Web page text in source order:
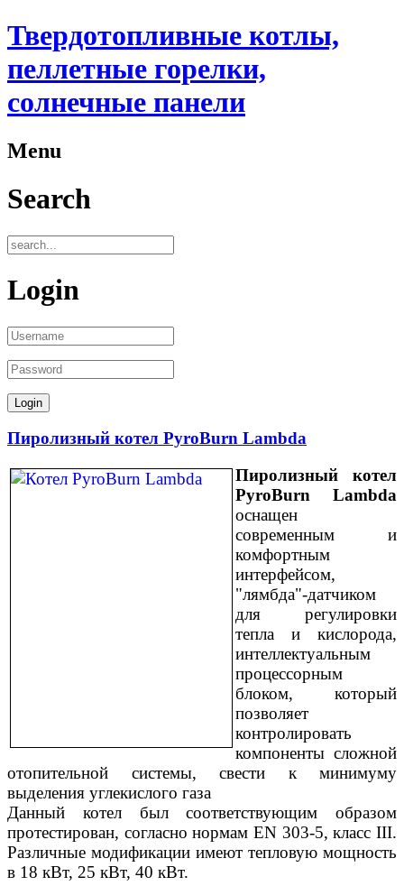
Твердотопливные котлы,
пеллетные горелки,
солнечные панели
Menu
Search
Login
Пиролизный котел PyroBurn Lambda
Пиролизный котел
PyroBurn Lambda
оснащен
современным и
комфортным
интерфейсом,
"лямбда"-датчиком
для регулировки
тепла и кислорода,
интеллектуальным
процессорным
блоком, который
позволяет
контролировать
компоненты сложной
отопительной системы, свести к минимуму
выделения углекислого газа
Данный котел был соответствующим образом
протестирован, согласно нормам EN 303-5, класс III.
Различные модификации имеют тепловую мощность
в 18 кВт, 25 кВт, 40 кВт.